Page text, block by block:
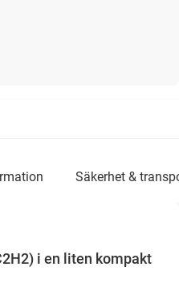
säkerhet &
i en liten kompakt